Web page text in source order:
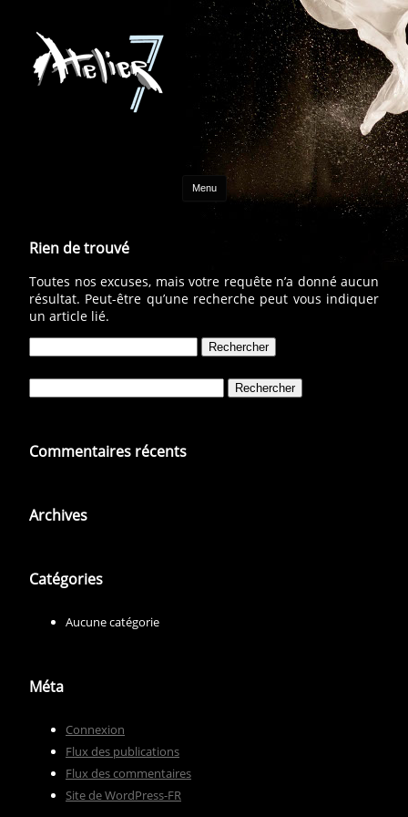
Menu Aller au contenu
Rien de trouvé
Toutes nos excuses, mais votre requête n’a donné aucun
résultat. Peut-être qu’une recherche peut vous indiquer
un article lié.
Commentaires récents
Archives
Catégories
Aucune catégorie
Méta
Connexion
Flux des publications
Flux des commentaires
Site de WordPress-FR